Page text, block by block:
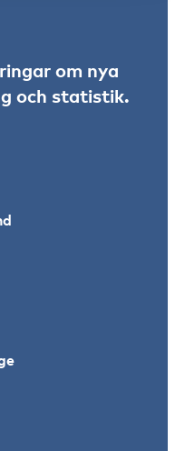
om nya
och statistik.